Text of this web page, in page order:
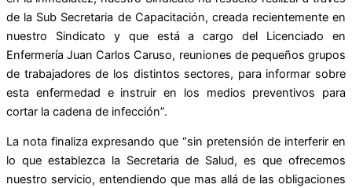
de la Sub Secretaria de Capacitación, creada recientemente en
nuestro Sindicato y que está a cargo del Licenciado en
Enfermería Juan Carlos Caruso, reuniones de pequeños grupos
de trabajadores de los distintos sectores, para informar sobre
esta enfermedad e instruir en los medios preventivos para
cortar la cadena de infección”.
La nota finaliza expresando que “sin pretensión de interferir en
lo que establezca la Secretaria de Salud, es que ofrecemos
nuestro servicio, entendiendo que mas allá de las obligaciones